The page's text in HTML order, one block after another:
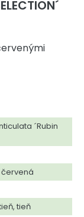
´Rubin
tieň